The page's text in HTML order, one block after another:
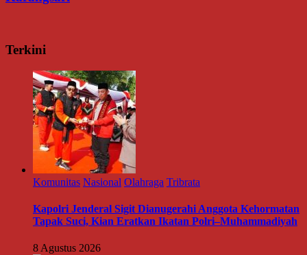
Terkini
Komunitas Nasional Olahraga Tribrata
Kapolri Jenderal Sigit Dianugerahi Anggota Kehormatan
Tapak Suci, Kian Eratkan Ikatan Polri–Muhammadiyah
8 Agustus 2026